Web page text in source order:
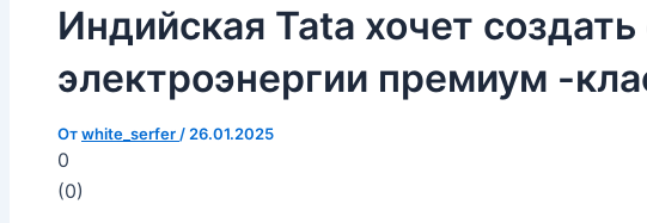
Индийская Tata хочет
электроэнергии премиум -
Отwhite_serfer / 26.01.2025
0
(0)